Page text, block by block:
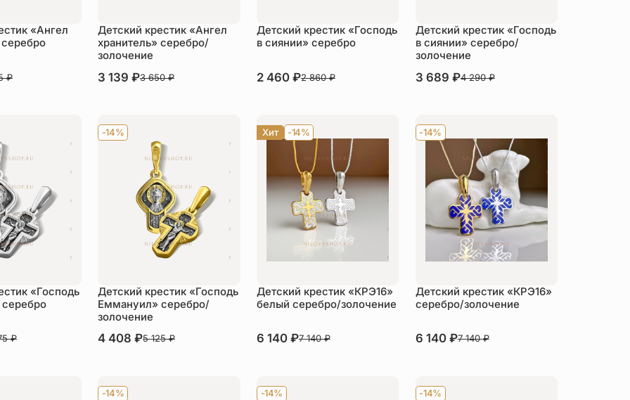
«Ангел
серебро
₽
Детский крестик «Ангел
хранитель» серебро/
золочение
В наличии
3 139₽3 650₽
Детский крестик «Господь
в сиянии» серебро
В наличии
2 460 ₽2 860₽
Детский крестик «Господь
в сиянии» серебро/
золочение
В наличии
3 689 ₽4 290₽
«Господь
₽
-14%
Детский крестик «Господь
Еммануил» серебро/
золочение
В наличии
4 408₽5 125₽
Хит -14%
Детский крестик «КРЭ16»
белый серебро/золочение
В наличии
6 140 ₽7 140₽
-14%
Детский крестик «КРЭ16»
серебро/золочение
В наличии
6 140 ₽7 140₽
-14% -14% -14%